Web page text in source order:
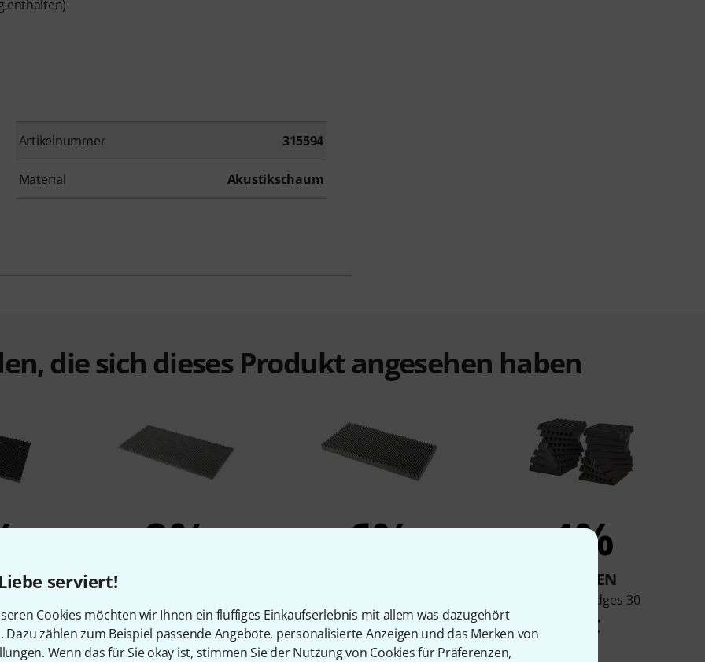
serviert!
Cookies möchten wir Ihnen ein fluffiges Einkaufserlebnis mit allem was dazugehört
Dazu zählen zum Beispiel passende Angebote, personalisierte Anzeigen und das Merken von
Wenn das für Sie okay ist, stimmen Sie der Nutzung von Cookies für Präferenzen,
enthalten)
Artikelnummer 315594
Material Akustikschaum
die sich dieses Produkt angesehen haben
9%
4,59 €
6%
11,89 €
4%
KAUFTEN
t.akustik Wedges 30
39 €